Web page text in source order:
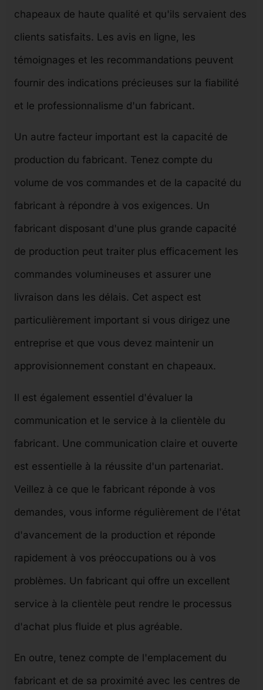
chapeaux de haute qualité et qu'ils servaient des
clients satisfaits. Les avis en ligne, les
témoignages et les recommandations peuvent
fournir des indications précieuses sur la fiabilité
et le professionnalisme d'un fabricant.
Un autre facteur important est la capacité de
production du fabricant. Tenez compte du
volume de vos commandes et de la capacité du
fabricant à répondre à vos exigences. Un
fabricant disposant d'une plus grande capacité
de production peut traiter plus efficacement les
commandes volumineuses et assurer une
livraison dans les délais. Cet aspect est
particulièrement important si vous dirigez une
entreprise et que vous devez maintenir un
approvisionnement constant en chapeaux.
Il est également essentiel d'évaluer la
communication et le service à la clientèle du
fabricant. Une communication claire et ouverte
est essentielle à la réussite d'un partenariat.
Veillez à ce que le fabricant réponde à vos
demandes, vous informe régulièrement de l'état
d'avancement de la production et réponde
rapidement à vos préoccupations ou à vos
problèmes. Un fabricant qui offre un excellent
service à la clientèle peut rendre le processus
d'achat plus fluide et plus agréable.
En outre, tenez compte de l'emplacement du
fabricant et de sa proximité avec les centres de